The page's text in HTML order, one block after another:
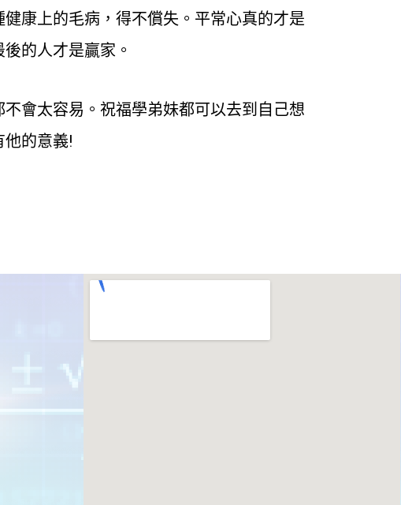
康上的毛病，得不償失。平常心真的才是
的人才是贏家。
會太容易。祝福學弟妹都可以去到自己想
的意義!